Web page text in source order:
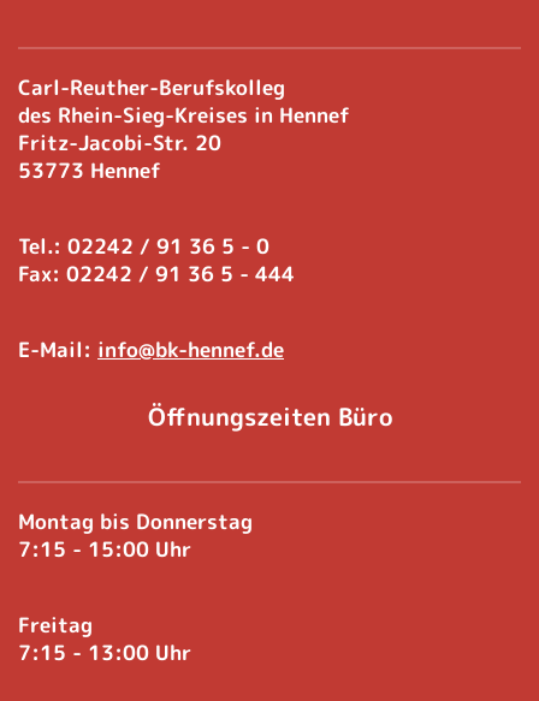
Carl-Reuther-Berufskolleg
des Rhein-Sieg-Kreises in Hennef
Fritz-Jacobi-Str. 20
53773 Hennef
Tel.: 02242 / 91 36 5 - 0
Fax: 02242 / 91 36 5 - 444
E-Mail: info@bk-hennef.de
Öffnungszeiten Büro
Montag bis Donnerstag
7:15 - 15:00 Uhr
Freitag
7:15 - 13:00 Uhr